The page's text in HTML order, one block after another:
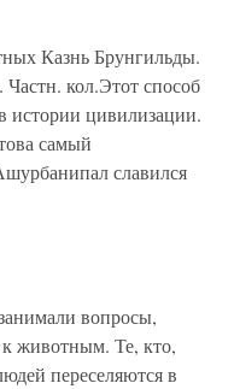
Казнь Брунгильды.
кол.Этот способ
истории цивилизации.
самый
славился
вопросы,
животным. Те, кто,
переселяются в